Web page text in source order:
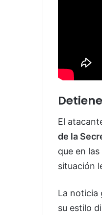
El
de la
que en
situación
La noticia
su estilo